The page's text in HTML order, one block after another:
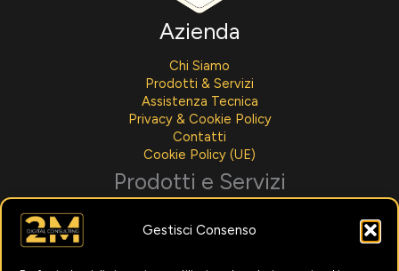
Gestisci Consenso
Azienda
Chi Siamo
Prodotti & Servizi
Assistenza Tecnica
Privacy & Cookie Policy
Contatti
Cookie Policy (UE)
Prodotti e Servizi
Integrazioni AI